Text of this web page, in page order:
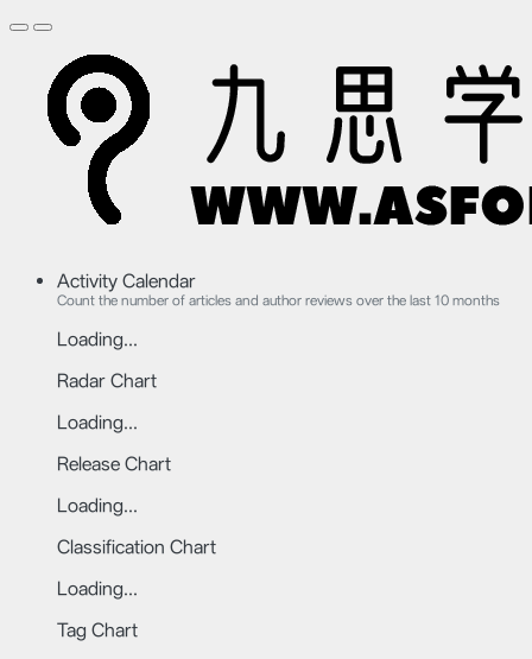
Activity Calendar
Count the number of articles and author reviews over the last 10 months
Loading...
Radar Chart
Loading...
Release Chart
Loading...
Classification Chart
Loading...
Tag Chart